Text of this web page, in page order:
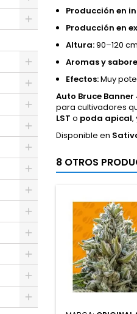
Producción en
Producción en
Altura:90–120
Aromas y
Efectos:Muy
Auto Bruce
para cultivadores
LST o poda apical,
Disponible en
8 OTROS